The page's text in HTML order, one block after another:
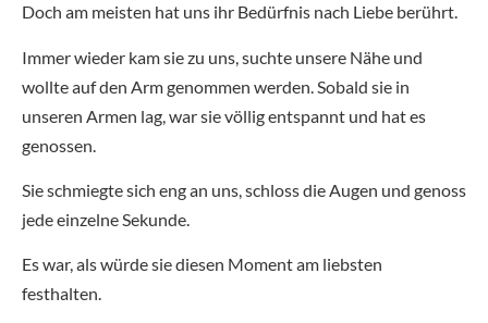
Doch am meisten hat uns ihr Bedürfnis nach Liebe berührt.
Immer wieder kam sie zu uns, suchte unsere Nähe und
wollte auf den Arm genommen werden. Sobald sie in
unseren Armen lag, war sie völlig entspannt und hat es
genossen.
Sie schmiegte sich eng an uns, schloss die Augen und genoss
jede einzelne Sekunde.
Es war, als würde sie diesen Moment am liebsten
festhalten.